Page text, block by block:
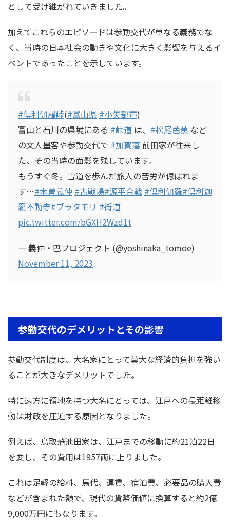
として受け継がれていきました。
加えてこれらのエピソードは参勤交代が単なる義務でな
く、当時の日本社会の動きや文化に大きく影響を与えるイ
ベントであったことを示しています。
#倶利伽羅峠(#富山県 #小矢部市)
富山と石川の県境にある #峠道 は、 #松尾芭蕉 など
の文人墨客や参勤交代で #加賀藩前田家が往来し
た、その当時の面影を残しています。
もうすぐ冬。雪道を歩んだ旅人の苦労が偲ばれま
す…#木曽義仲 #古戦場#源平合戦 #倶利伽羅#倶利迦
羅不動寺#ブラタモリ #街道
pic.twitter.com/bGXH2Wzd1t
— 義仲・巴プロジェクト (@yoshinaka_tomoe)
November 11, 2023
参勤交代のデメリットとその影響
参勤交代制度は、大名家にとって莫大な経済的負担を強い
ることが大きなデメリットでした。
特に遠方に領地を持つ大名にとっては、江戸への長距離移
動は財政を圧迫する原因となりました。
例えば、鳥取藩池田家は、江戸までの移動に約21泊22日
を要し、その費用は1957両に上りました。
これは足軽の給料、馬代、運賃、宿泊費、必要品の購入費
などが含まれた額で、現代の貨幣価値に換算すると約2億
9,000万円にもなります。